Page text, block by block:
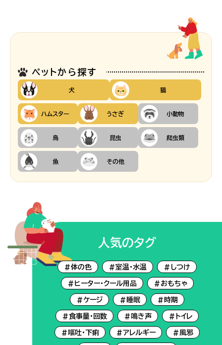
ペットから探す
犬 猫
ハムスター うさぎ 小動物
鳥 昆虫 爬虫類
魚 その他
人気のタグ
#体の色 #室温・水温 #しつけ
#ヒーター・クール用品 #おもちゃ
#ケージ #睡眠 #時期
#食事量・回数 #鳴き声 #トイレ
#嘔吐・下痢 #アレルギー #風邪